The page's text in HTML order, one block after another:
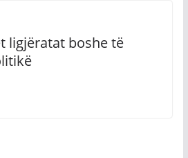
ligjëratat boshe të